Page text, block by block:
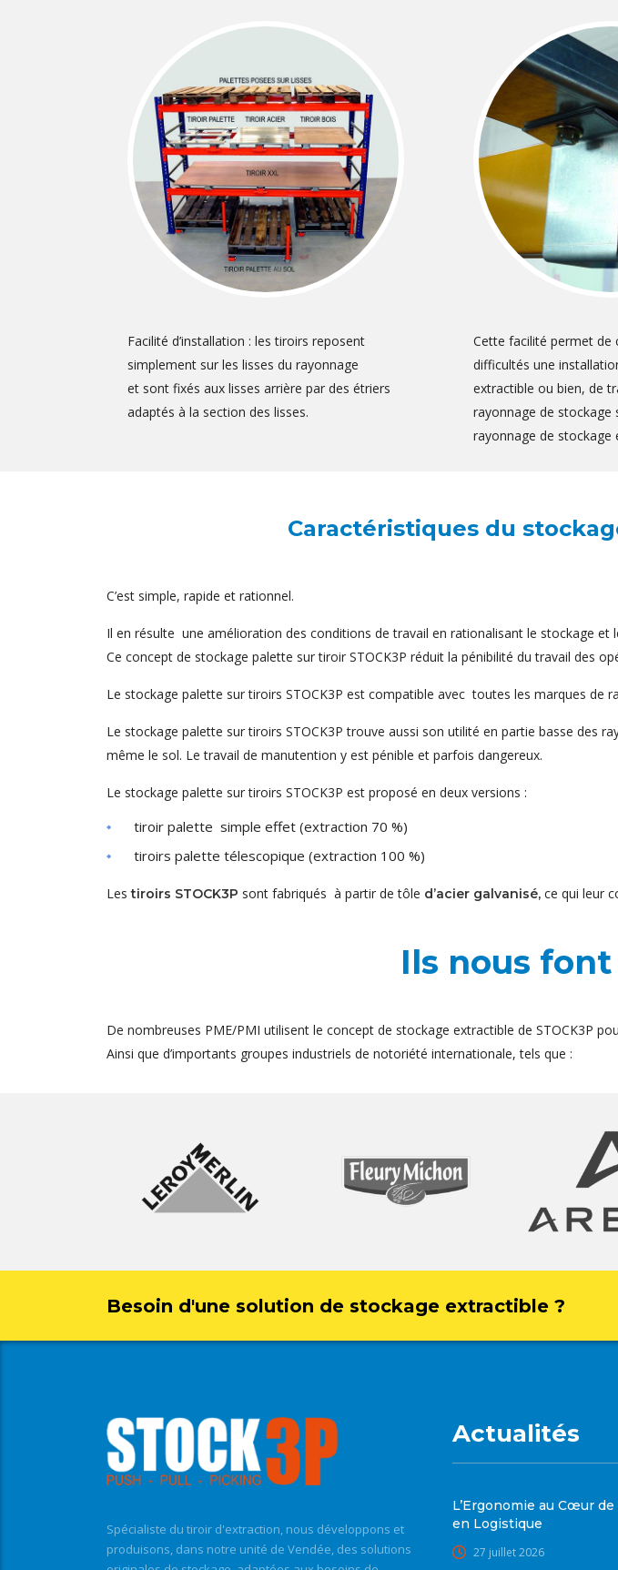
Facilité d’installation : les tiroirs reposent
simplement sur les lisses du rayonnage
et sont fixés aux lisses arrière par des étriers
adaptés à la section des lisses.
Cette facilité permet de
difficultés une
extractible ou bien, de
rayonnage de stockage
rayonnage de stockage
Caractéristiques du
C’est simple, rapide et rationnel.
Il en résulte une amélioration des conditions de travail en rationalisant le stockage et
Ce concept de stockage palette sur tiroir STOCK3P réduit la pénibilité du travail des
Le stockage palette sur tiroirs STOCK3P est compatible avec toutes les marques de
Le stockage palette sur tiroirs STOCK3P trouve aussi son utilité en partie basse des
même le sol. Le travail de manutention y est pénible et parfois dangereux.
Le stockage palette sur tiroirs STOCK3P est proposé en deux versions :
tiroir palette simple effet (extraction 70 %)
tiroirs palette télescopique (extraction 100 %)
Les tiroirs STOCK3P sont fabriqués à partir de tôle d’acier galvanisé, ce qui leur
Ils nous
De nombreuses PME/PMI utilisent le concept de stockage extractible de STOCK3P
Ainsi que d’importants groupes industriels de notoriété internationale, tels que :
Besoin d'une solution de stockage extractible ?
Spécialiste du tiroir d'extraction, nous développons et
produisons, dans notre unité de Vendée, des solutions
Actualités
L’Ergonomie au Cœur
en Logistique
27 juillet 2026